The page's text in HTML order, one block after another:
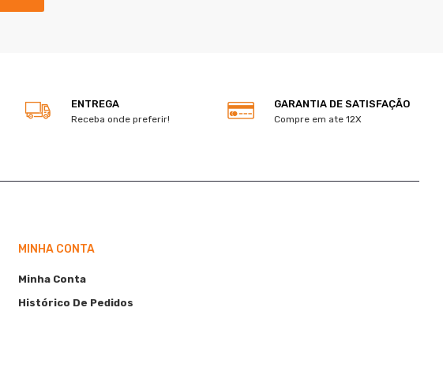
ENTREGA
Receba onde preferir!
GARANTIA DE SATISFAÇÃO
Compre em ate 12X
MINHA CONTA
Minha Conta
Histórico De Pedidos